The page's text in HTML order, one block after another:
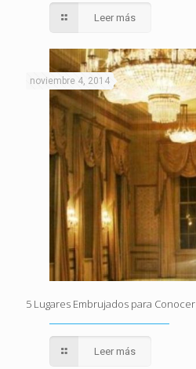
Leer más
noviembre 4, 2014
5 Lugares Embrujados para Conocer
Leer más